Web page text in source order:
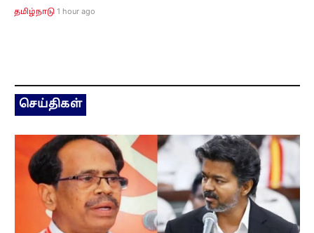
தமிழ்நாடு 1 hour ago
செய்திகள்